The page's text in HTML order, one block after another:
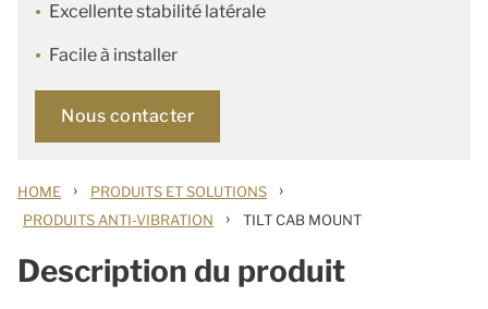
Excellente stabilité latérale
Facile à installer
Nous contacter
HOME › PRODUITS ET SOLUTIONS ›
PRODUITS ANTI-VIBRATION › TILT CAB MOUNT
Description du produit